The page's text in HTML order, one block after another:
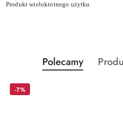
Produkt wielokrotnego użytku.
Pomiń karuzelę produktów
Produkty
o
Polecamy
-7%